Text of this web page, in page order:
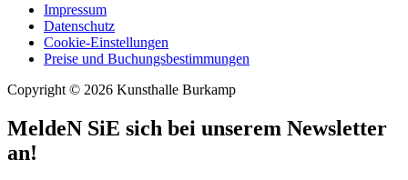
Impressum
Datenschutz
Cookie-Einstellungen
Preise und Buchungsbestimmungen
Copyright © 2026 Kunsthalle Burkamp
MeldeN SiE sich bei unserem Newsletter
an!